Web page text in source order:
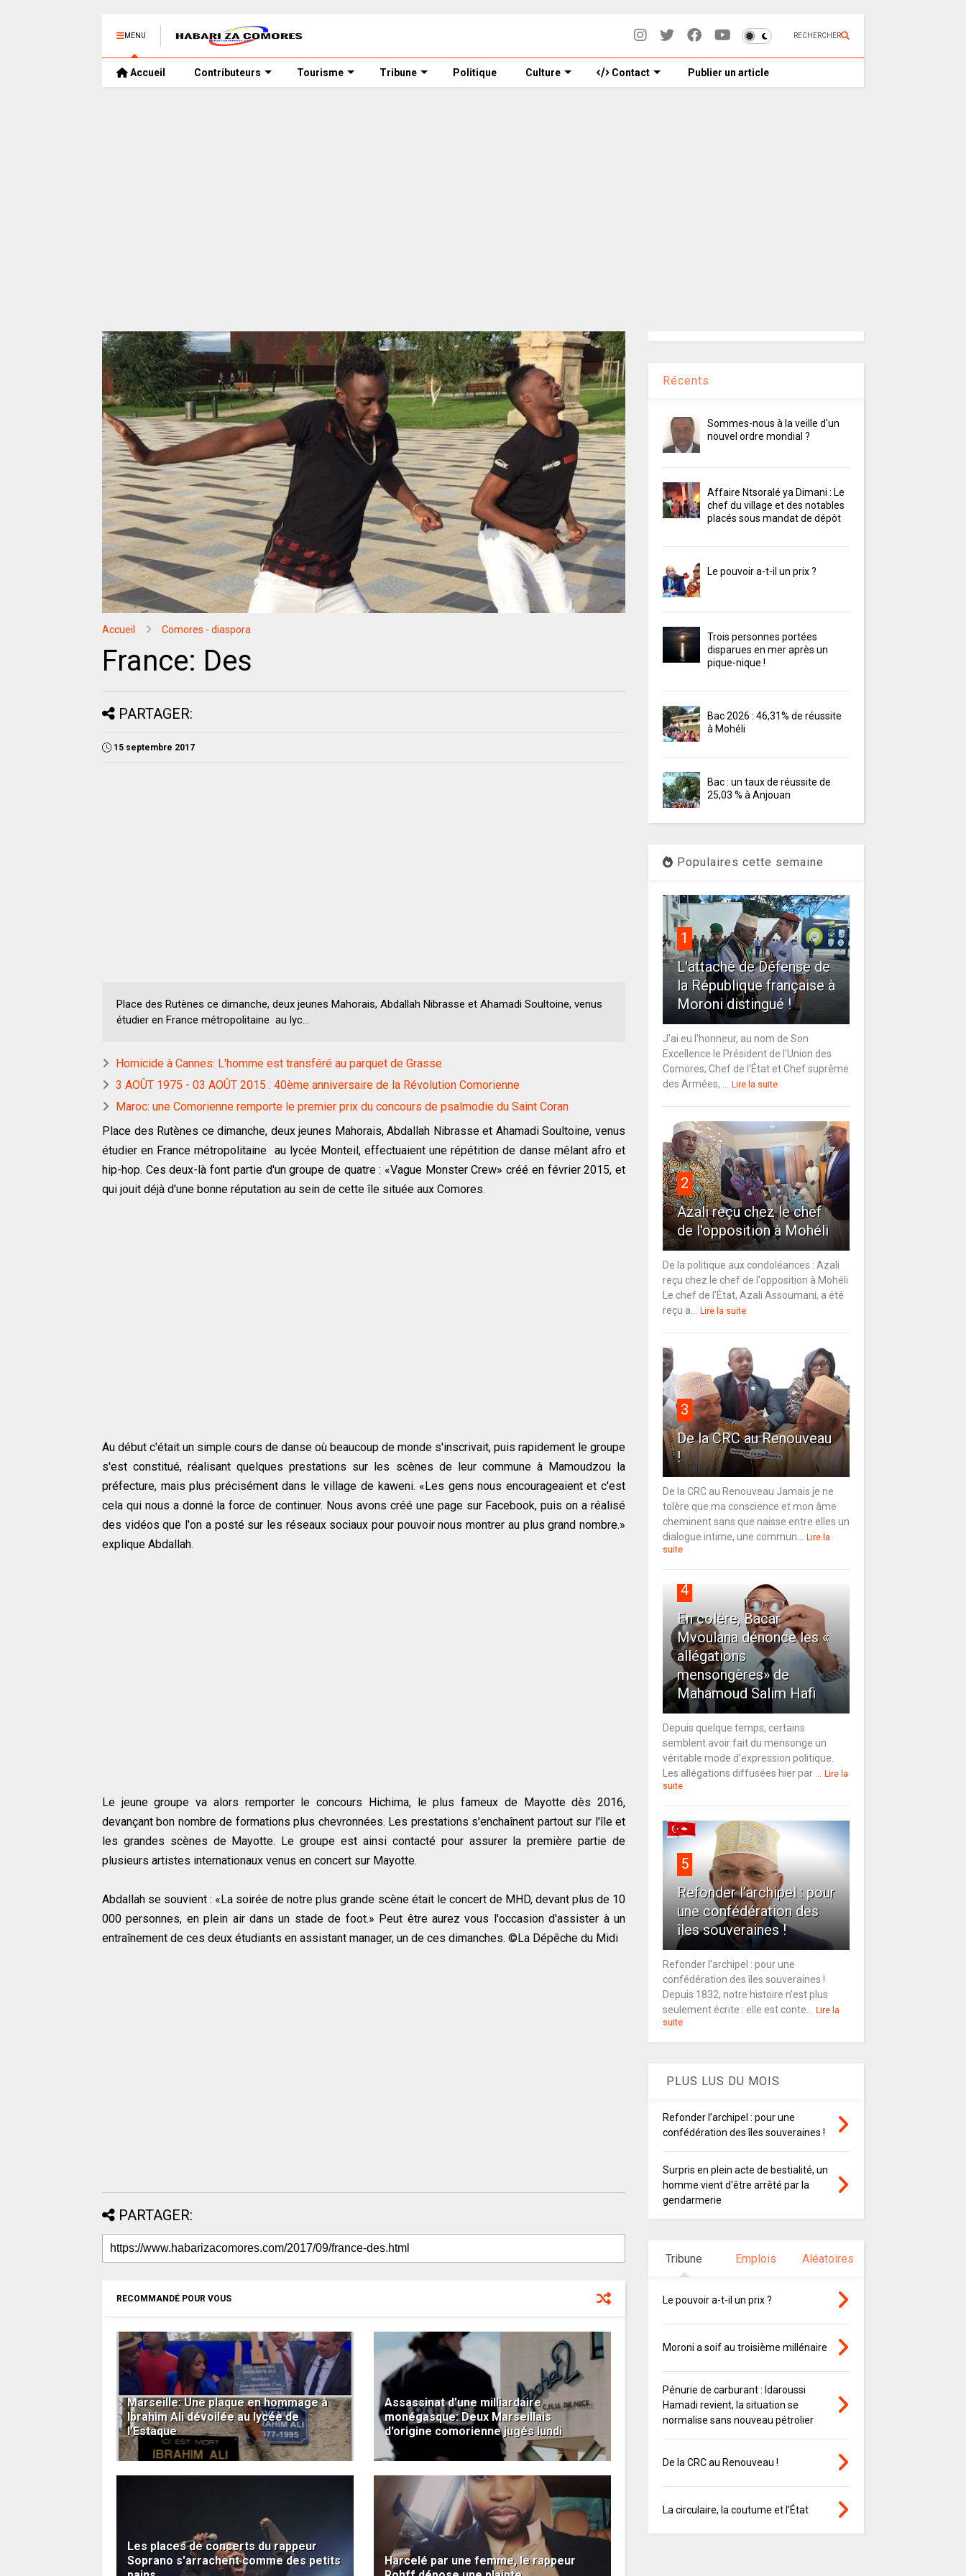
MENU RECHERCHER
Accueil Contributeurs Tourisme Tribune Politique Culture Contact Publier un article
Accueil Comores - diaspora
France: Des
PARTAGER:
15 septembre 2017
Place des Rutènes ce dimanche, deux jeunes Mahorais, Abdallah Nibrasse et Ahamadi Soultoine, venus
étudier en France métropolitaine au lyc...
Homicide à Cannes: L'homme est transféré au parquet de Grasse
3 AOÛT 1975 - 03 AOÛT 2015 : 40ème anniversaire de la Révolution Comorienne
Maroc: une Comorienne remporte le premier prix du concours de psalmodie du Saint Coran
Place des Rutènes ce dimanche, deux jeunes Mahorais, Abdallah Nibrasse et Ahamadi Soultoine, venus
étudier en France métropolitaine au lycée Monteil, effectuaient une répétition de danse mêlant afro et
hip-hop. Ces deux-là font partie d'un groupe de quatre : «Vague Monster Crew» créé en février 2015, et
qui jouit déjà d'une bonne réputation au sein de cette île située aux Comores.
Au début c'était un simple cours de danse où beaucoup de monde s'inscrivait, puis rapidement le groupe
s'est constitué, réalisant quelques prestations sur les scènes de leur commune à Mamoudzou la
préfecture, mais plus précisément dans le village de kaweni. «Les gens nous encourageaient et c'est
cela qui nous a donné la force de continuer. Nous avons créé une page sur Facebook, puis on a réalisé
des vidéos que l'on a posté sur les réseaux sociaux pour pouvoir nous montrer au plus grand nombre.»
explique Abdallah.
Le jeune groupe va alors remporter le concours Hichima, le plus fameux de Mayotte dès 2016,
devançant bon nombre de formations plus chevronnées. Les prestations s'enchaînent partout sur l'île et
les grandes scènes de Mayotte. Le groupe est ainsi contacté pour assurer la première partie de
plusieurs artistes internationaux venus en concert sur Mayotte.
Abdallah se souvient : «La soirée de notre plus grande scène était le concert de MHD, devant plus de 10
000 personnes, en plein air dans un stade de foot.» Peut être aurez vous l'occasion d'assister à un
entraînement de ces deux étudiants en assistant manager, un de ces dimanches. ©La Dépêche du Midi
PARTAGER:
RECOMMANDÉ POUR VOUS
Marseille: Une plaque en hommage à
Ibrahim Ali dévoilée au lycée de
l'Estaque
Assassinat d’une milliardaire
monégasque: Deux Marseillais
d'origine comorienne jugés lundi
Les places de concerts du rappeur
Soprano s'arrachent comme des petits
Harcelé par une femme, le rappeur
Récents
Sommes-nous à la veille d'un
nouvel ordre mondial ?
Affaire Ntsoralé ya Dimani : Le
chef du village et des notables
placés sous mandat de dépôt
Le pouvoir a-t-il un prix ?
Trois personnes portées
disparues en mer après un
pique-nique !
Bac 2026 : 46,31% de réussite
à Mohéli
Bac : un taux de réussite de
25,03 % à Anjouan
Populaires cette semaine
1
L'attaché de Défense de
la République française à
Moroni distingué !
J'ai eu l'honneur, au nom de Son
Excellence le Président de l'Union des
Comores, Chef de l'État et Chef suprême
des Armées, ...
Lire la suite
2
Azali reçu chez le chef
de l'opposition à Mohéli
De la politique aux condoléances : Azali
reçu chez le chef de l'opposition à Mohéli
Le chef de l'État, Azali Assoumani, a été
reçu a...
Lire la suite
3
De la CRC au Renouveau
!
De la CRC au Renouveau Jamais je ne
tolère que ma conscience et mon âme
cheminent sans que naisse entre elles un
dialogue intime, une commun...
Lire la
suite
4
En colère, Bacar
Mvoulana dénonce les «
allégations
mensongères» de
Mahamoud Salim Hafi
Depuis quelque temps, certains
semblent avoir fait du mensonge un
véritable mode d’expression politique.
Les allégations diffusées hier par ...
Lire la
suite
5
Refonder l’archipel : pour
une confédération des
îles souveraines !
Refonder l’archipel : pour une
confédération des îles souveraines !
Depuis 1832, notre histoire n’est plus
seulement écrite : elle est conte...
Lire la
suite
PLUS LUS DU MOIS
Refonder l’archipel : pour une
confédération des îles souveraines !
Surpris en plein acte de bestialité, un
homme vient d'être arrêté par la
gendarmerie
Tribune Emplois Aléatoires
Le pouvoir a-t-il un prix ?
Moroni a soif au troisième millénaire
Pénurie de carburant : Idaroussi
Hamadi revient, la situation se
normalise sans nouveau pétrolier
De la CRC au Renouveau !
La circulaire, la coutume et l’État